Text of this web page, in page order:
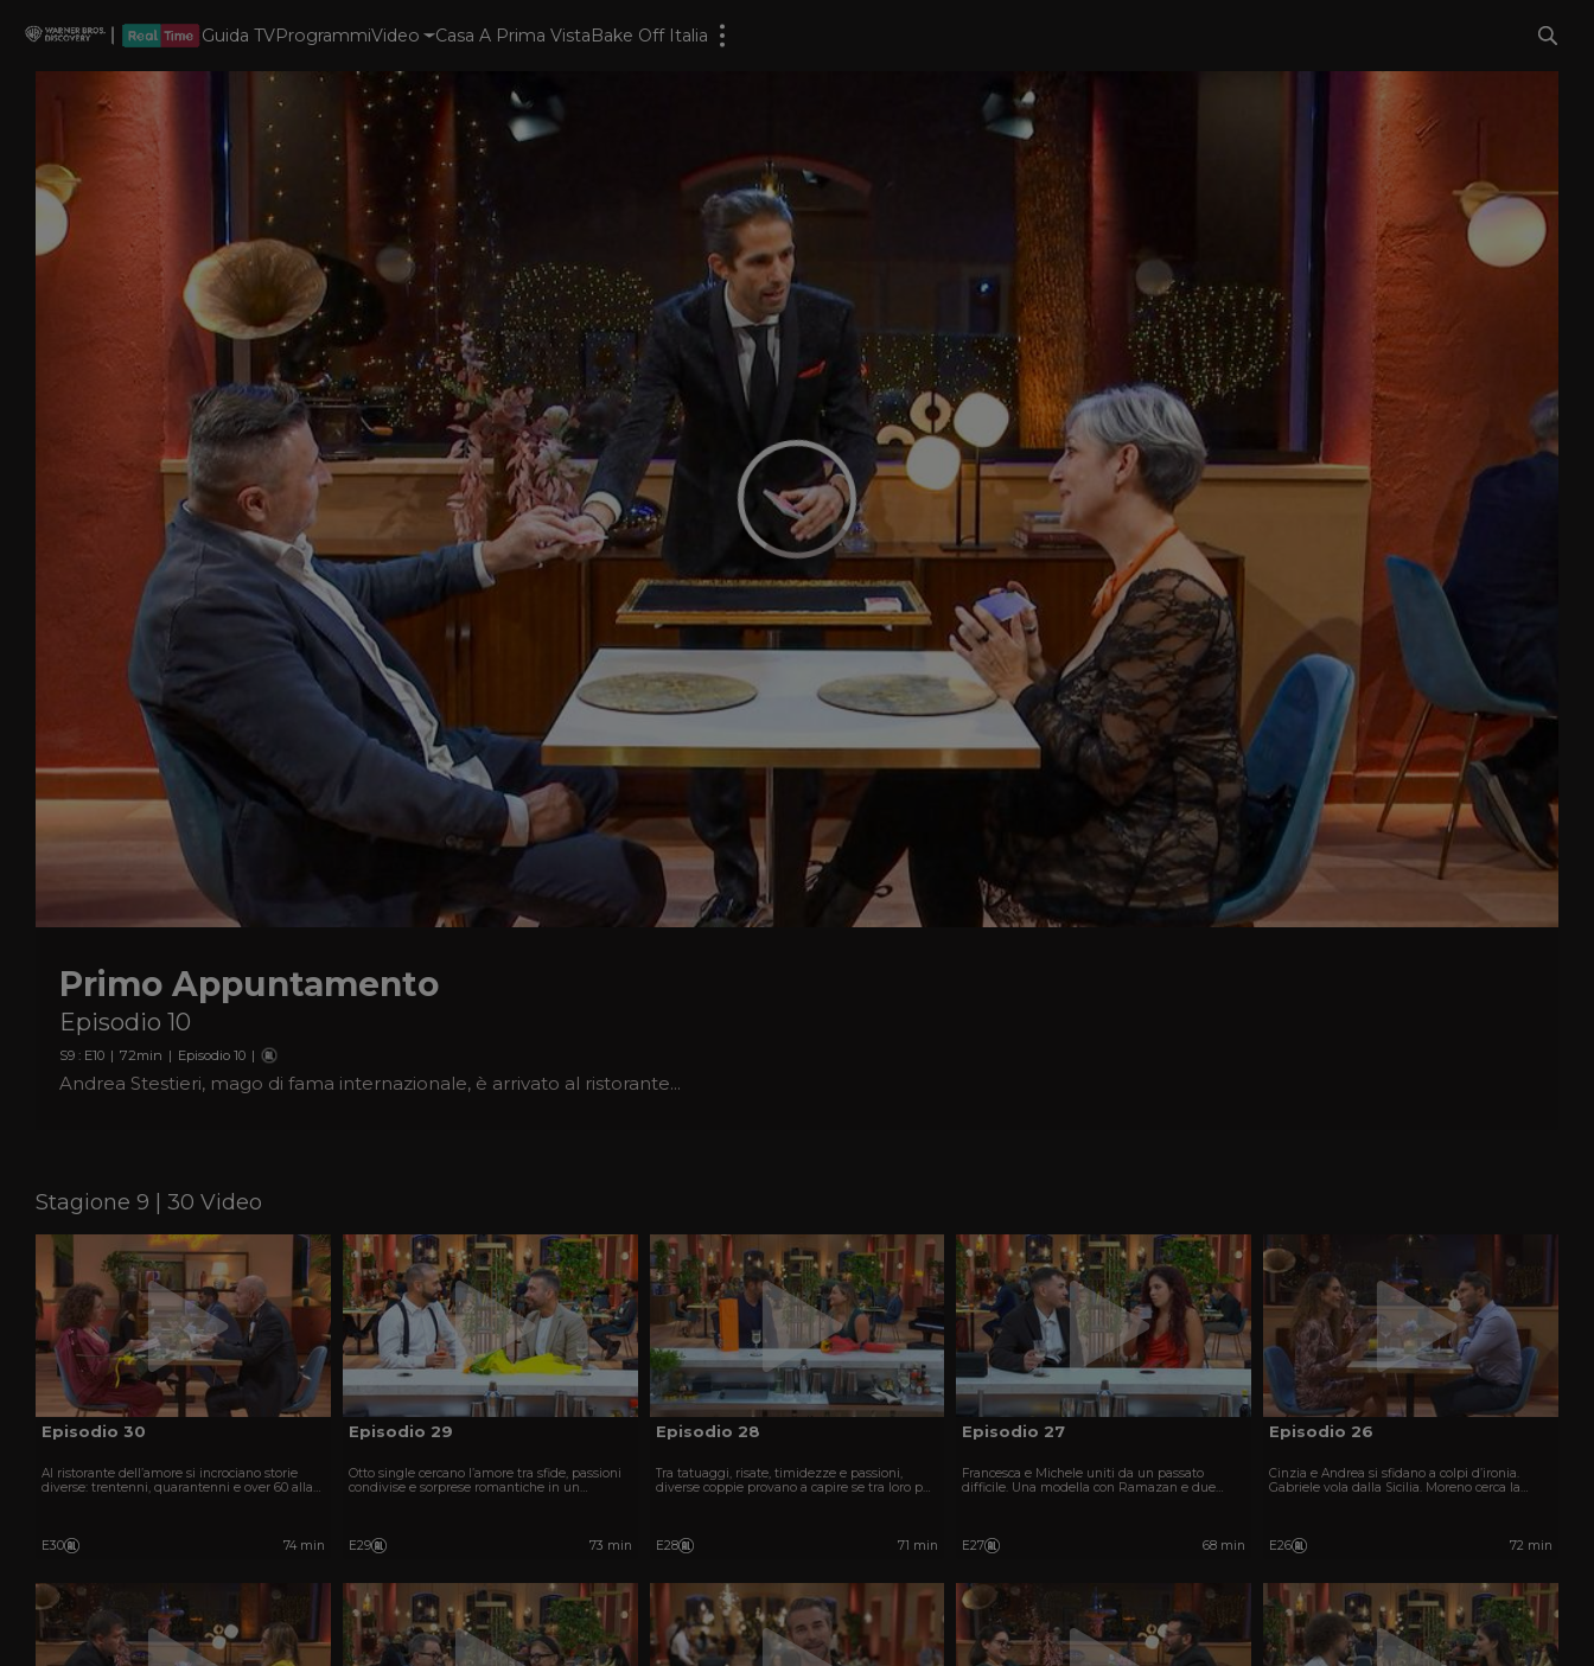
Guida TVProgrammiVideo Casa A Prima VistaBake Off Italia
Primo Appuntamento
Episodio 10
S9 : E10 | 72min | Episodio 10 |
Andrea Stestieri, mago di fama internazionale, è arrivato al ristorante...
Stagione 9 | 30 Video
Episodio 30
Al ristorante dell’amore si incrociano storie
diverse: trentenni, quarantenni e over 60 alla
E30 74 min
Episodio 29
Otto single cercano l’amore tra sfide, passioni
condivise e sorprese romantiche in un
E29 73 min
Episodio 28
Tra tatuaggi, risate, timidezze e passioni,
diverse coppie provano a capire se tra loro può
E28 71 min
Episodio 27
Francesca e Michele uniti da un passato
difficile. Una modella con Ramazan e due
E27
68 min
Episodio 26
Cinzia e Andrea si sfidano a colpi d’ironia.
Gabriele vola dalla Sicilia. Moreno cerca la
E26
72 min